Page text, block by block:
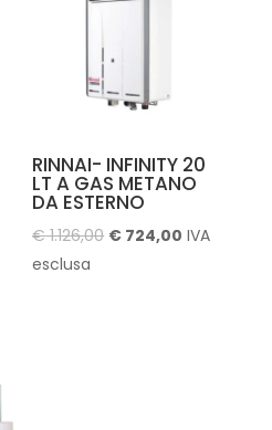
prezzo
RINNAI- INFINITY 20
LT A GAS METANO
DA ESTERNO
€1.126,00 Il
€ 724,00 IlIVA
esclusa